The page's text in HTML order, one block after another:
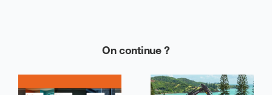
On continue ?